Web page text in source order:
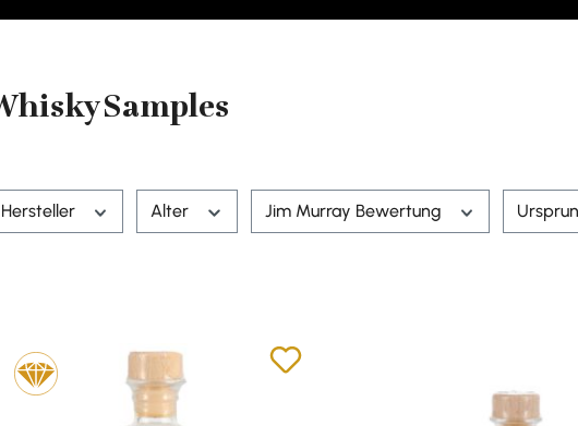
Samples
Hersteller Alter Jim Murray Bewertung